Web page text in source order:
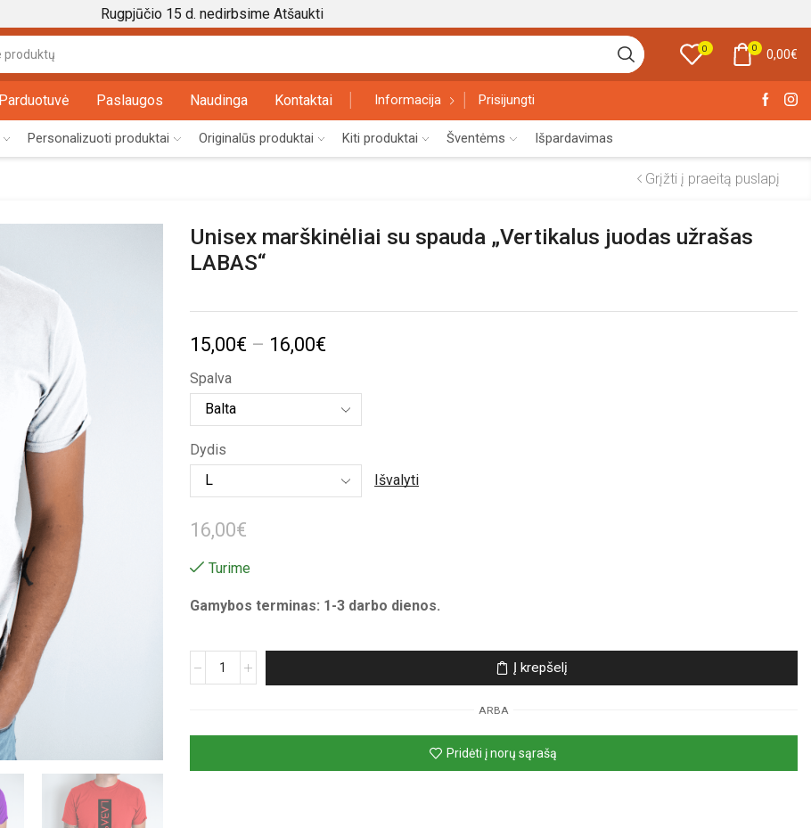
Rugpjūčio 15 d. nedirbsime Atšaukti
input
0 0 0,00€
Parduotuvė Paslaugos Naudinga Kontaktai Informacija Prisijungti
Personalizuoti produktai Originalūs produktai Kiti produktai Šventėms Išpardavimas
Grįžti į praeitą puslapį
Unisex marškinėliai su spauda „Vertikalus juodas užrašas
LABAS“
15,00€ – 16,00€Price
15,00€
16,00€
Spalva
Dydis
Išvalyti
16,00€
Turime
Gamybos terminas: 1-3 darbo dienos.
produkto
su
„Vertikalus
Į krepšelį
ARBA
Pridėti į norų sąrašą